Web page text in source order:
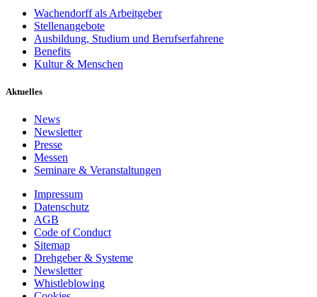
Wachendorff als Arbeitgeber
Stellenangebote
Ausbildung, Studium und Berufserfahrene
Benefits
Kultur & Menschen
Aktuelles
News
Newsletter
Presse
Messen
Seminare & Veranstaltungen
Impressum
Datenschutz
AGB
Code of Conduct
Sitemap
Drehgeber & Systeme
Newsletter
Whistleblowing